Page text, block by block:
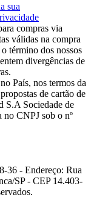
sua
compras via
válidas na compra
término dos nossos
divergências de
País, nos termos da
de cartão de
S.A Sociedade de
CNPJ sob o nº
36 - Endereço: Rua
SP - CEP 14.403-